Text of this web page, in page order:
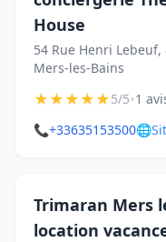
House
54 Rue Henri Lebeuf,
Mers-les-Bains
★★★★★5/5•1
📞+33635153500🌐
Trimaran Mers
location